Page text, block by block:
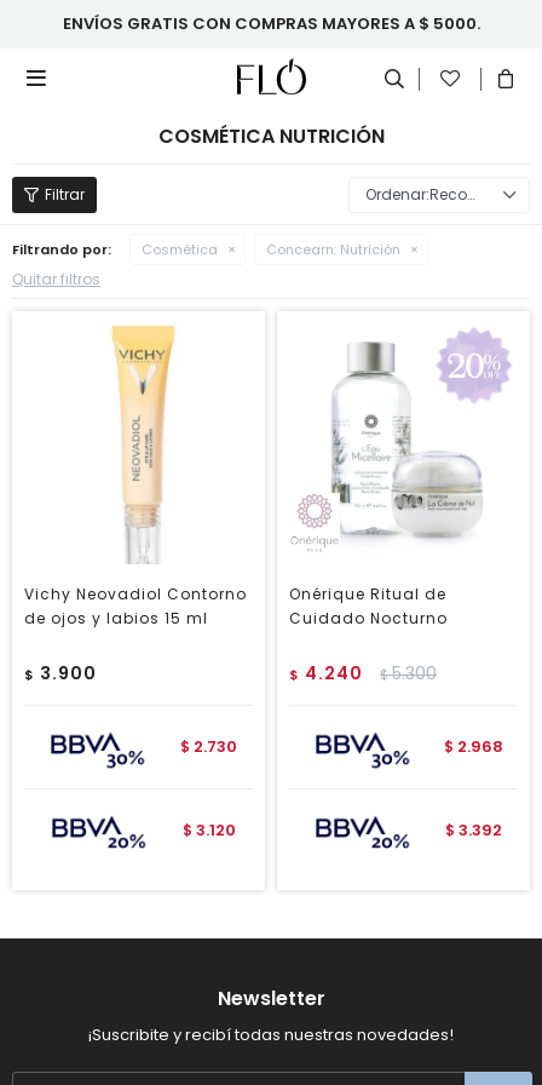
ENVÍOS GRATIS CON COMPRAS MAYORES A $ 5000.

COSMÉTICA NUTRICIÓN
Recomendados
Filtrando por: Cosmética Concearn: Nutrición
Quitar filtros
Vichy Neovadiol Contorno
de ojos y labios 15 ml
$ 3.900
$ 2.730
$ 3.120
Onérique Ritual de
Cuidado Nocturno
$ 4.240 $5.300
$ 2.968
$ 3.392
Newsletter
¡Suscribite y recibí todas nuestras novedades!